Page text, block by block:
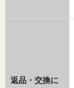
返品・交換に